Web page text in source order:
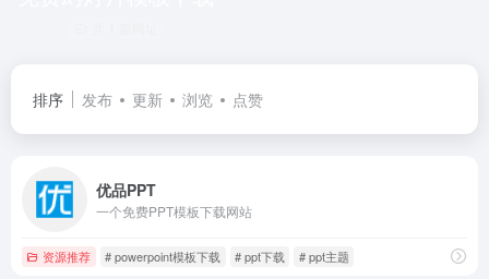
排序 发布 更新 浏览 点赞
优品PPT
一个免费PPT模板下载网站
资源推荐 # powerpoint模板下载 # ppt下载 # ppt主题